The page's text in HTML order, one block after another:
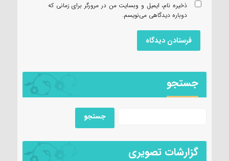
ذخیره نام، ایمیل و وبسایت من در مرورگر برای زمانی که
دوباره دیدگاهی می‌نویسم.
جستجو
گزارشات تصویری